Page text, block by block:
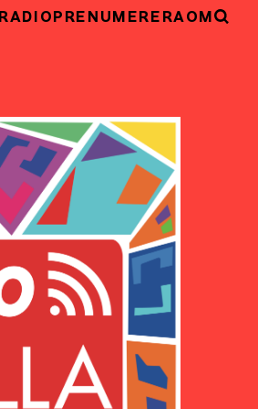
RADIO PRENUMERERAOM